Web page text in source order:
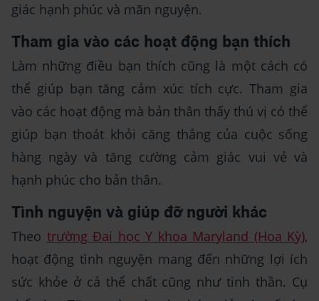
giác hạnh phúc và mãn nguyện.
Tham gia vào các hoạt động bạn thích
Làm những điều bạn thích cũng là một cách có
thể giúp bạn tăng cảm xúc tích cực. Tham gia
vào các hoạt động mà bản thân thấy thú vị có thể
giúp bạn thoát khỏi căng thẳng của cuộc sống
hàng ngày và tăng cường cảm giác vui vẻ và
hạnh phúc cho bản thân.
Tình nguyện và giúp đỡ người khác
Theo trường Đại học Y khoa Maryland (Hoa Kỳ),
hoạt động tình nguyện mang đến những lợi ích
sức khỏe ở cả thể chất cũng như tinh thần. Cụ